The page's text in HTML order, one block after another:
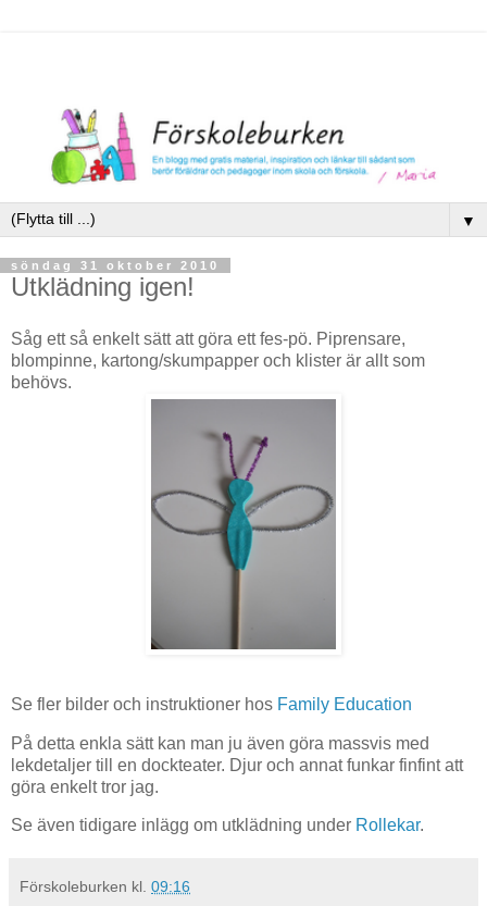
▼
söndag 31 oktober 2010
Utklädning igen!
Såg ett så enkelt sätt att göra ett fes-pö. Piprensare,
blompinne, kartong/skumpapper och klister är allt som
behövs.
Se fler bilder och instruktioner hos Family Education
På detta enkla sätt kan man ju även göra massvis med
lekdetaljer till en dockteater. Djur och annat funkar finfint att
göra enkelt tror jag.
Se även tidigare inlägg om utklädning under Rollekar.
Förskoleburken kl. 09:16